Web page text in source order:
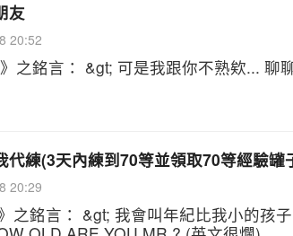
友
20:52
之銘言： &gt; 可是我跟你不熟欸... 聊
代練(3天內練到70等並領取70等經驗罐
20:29
之銘言： &gt; 我會叫年紀比我小的孩